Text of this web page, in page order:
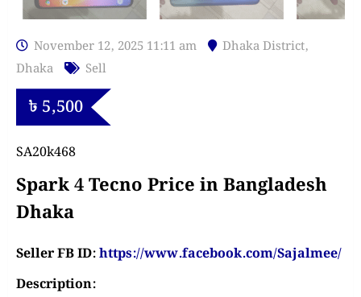
November 12, 2025 11:11 am Dhaka District,
Dhaka
Sell
৳ 5,500
SA20k468
Spark 4 Tecno Price in Bangladesh
Dhaka
Seller FB ID:https://www.facebook.com/Sajalmee/
Description: